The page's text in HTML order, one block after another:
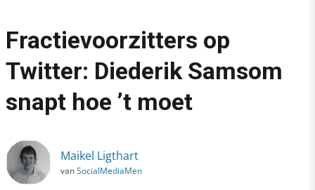
Marketing
Fractievoorzitters op Twitter: Diederik Samsom snapt hoe ’t
Fractievoorzitters op
Twitter: Diederik Samsom
snapt hoe ’t moet
Maikel Ligthart
vanSocialMediaMen